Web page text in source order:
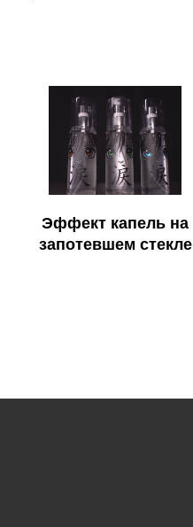
Эффект капель на
запотевшем стекле